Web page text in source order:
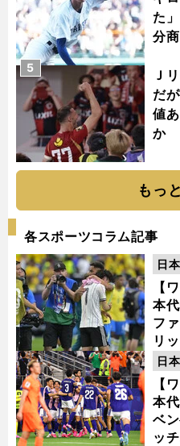
た
分
Ｊ
だ
値
か
5
もっ
各スポーツコラム記事
【
本
フ
リ
日
【
本
ベ
ッ
日